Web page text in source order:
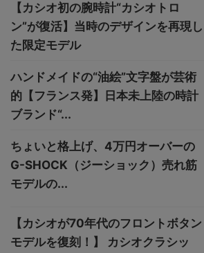
【カシオ初の腕時計“カシオトロ
ン”が復活】当時のデザインを再現し
た限定モデル
ハンドメイドの“油絵”文字盤が芸術
的【フランス発】日本未上陸の時計
ブランド“...
ちょいと格上げ、4万円オーバーの
G-SHOCK（ジーショック）売れ筋
モデルの...
【カシオが70年代のフロントボタン
モデルを復刻！】 カシオクラシッ